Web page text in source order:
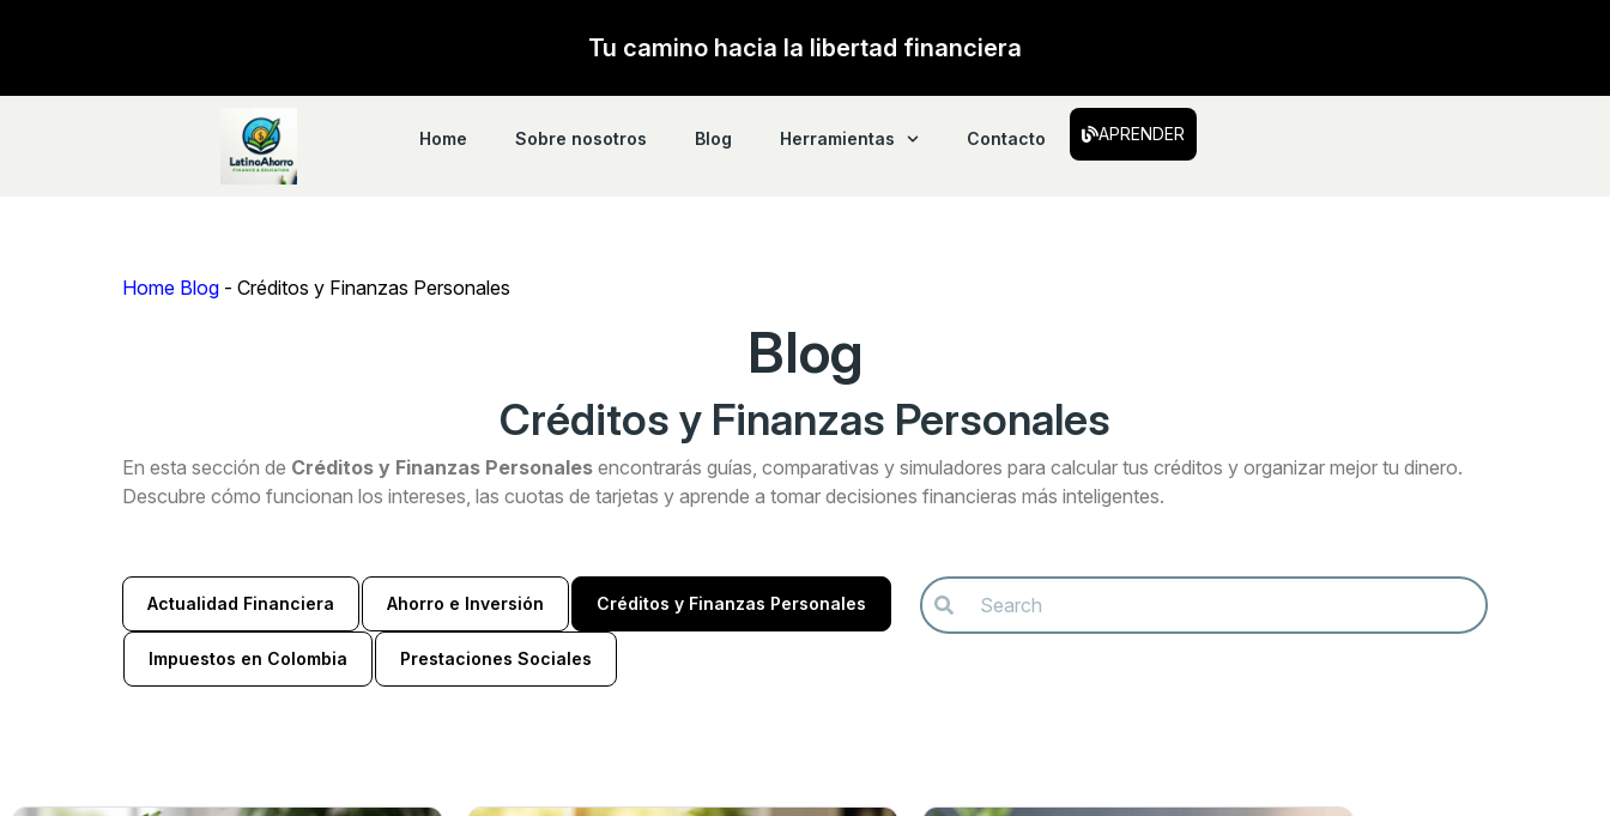
Tu camino hacia la libertad financiera
Home Sobre nosotros Blog Herramientas Contacto APRENDER
Home Blog - Créditos y Finanzas Personales
Blog
Créditos y Finanzas Personales
En esta sección de Créditos y Finanzas Personales encontrarás guías, comparativas y simuladores para calcular tus créditos y organizar mejor tu dinero.
Descubre cómo funcionan los intereses, las cuotas de tarjetas y aprende a tomar decisiones financieras más inteligentes.
Actualidad Financiera Ahorro e Inversión Créditos y Finanzas Personales
Impuestos en Colombia Prestaciones Sociales